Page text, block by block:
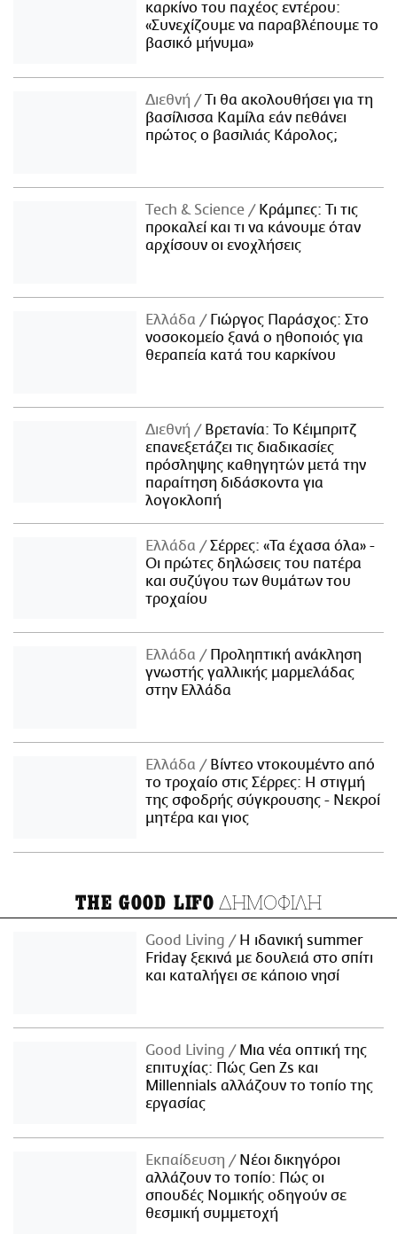
καρκίνο του παχέος εντέρου:
«Συνεχίζουμε να παραβλέπουμε το
βασικό μήνυμα»
Διεθνή
Τι θα ακολουθήσει για τη
βασίλισσα Καμίλα εάν πεθάνει
πρώτος ο βασιλιάς Κάρολος;
Τech & Science
Κράμπες: Τι τις
προκαλεί και τι να κάνουμε όταν
αρχίσουν οι ενοχλήσεις
Ελλάδα
Γιώργος Παράσχος: Στο
νοσοκομείο ξανά ο ηθοποιός για
θεραπεία κατά του καρκίνου
Διεθνή
Βρετανία: Το Κέιμπριτζ
επανεξετάζει τις διαδικασίες
πρόσληψης καθηγητών μετά την
παραίτηση διδάσκοντα για
λογοκλοπή
Ελλάδα
Σέρρες: «Τα έχασα όλα» -
Οι πρώτες δηλώσεις του πατέρα
και συζύγου των θυμάτων του
τροχαίου
Ελλάδα
Προληπτική ανάκληση
γνωστής γαλλικής μαρμελάδας
στην Ελλάδα
Ελλάδα
Βίντεο ντοκουμέντο από
το τροχαίο στις Σέρρες: Η στιγμή
της σφοδρής σύγκρουσης - Νεκροί
μητέρα και γιος
THE GOOD LIFO ΔΗΜΟΦΙΛΗ
Good Living
Η ιδανική summer
Friday ξεκινά με δουλειά στο σπίτι
και καταλήγει σε κάποιο νησί
Good Living
Μια νέα οπτική της
επιτυχίας: Πώς Gen Zs και
Millennials αλλάζουν το τοπίο της
εργασίας
Εκπαίδευση
Νέοι δικηγόροι
αλλάζουν το τοπίο: Πώς οι
σπουδές Νομικής οδηγούν σε
θεσμική συμμετοχή